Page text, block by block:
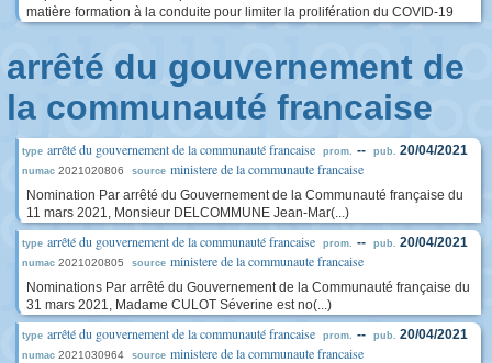
matière formation à la conduite pour limiter la prolifération du COVID-19
arrêté du gouvernement de
la communauté francaise
type arrêté du gouvernement de la communauté francaise prom. -- pub. 20/04/2021
numac 2021020806 source ministere de la communaute francaise
Nomination Par arrêté du Gouvernement de la Communauté française du
11 mars 2021, Monsieur DELCOMMUNE Jean-Mar(...)
type arrêté du gouvernement de la communauté francaise prom. -- pub. 20/04/2021
numac 2021020805 source ministere de la communaute francaise
Nominations Par arrêté du Gouvernement de la Communauté française du
31 mars 2021, Madame CULOT Séverine est no(...)
type arrêté du gouvernement de la communauté francaise prom. -- pub. 20/04/2021
numac 2021030964 source ministere de la communaute francaise